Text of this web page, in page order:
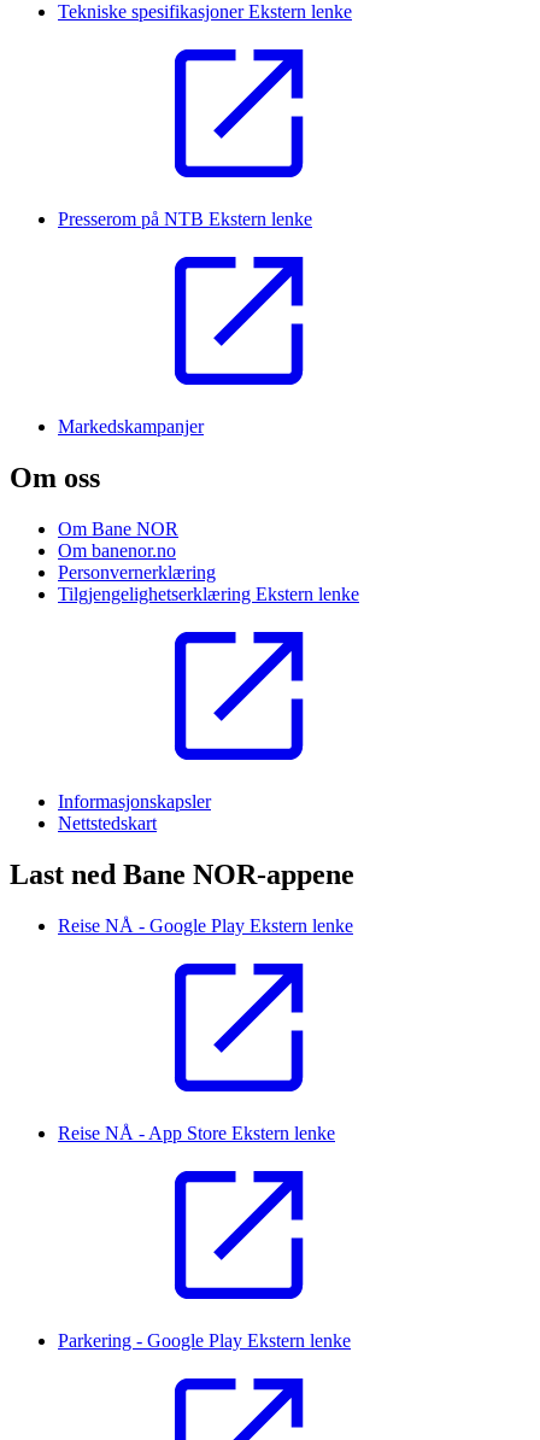
Tekniske spesifikasjonerEkstern lenke
Presserom på NTB Ekstern lenke
Markedskampanjer
Om oss
Om Bane NOR
Om banenor.no
Personvernerklæring
Tilgjengelighetserklæring Ekstern lenke
Informasjonskapsler
Nettstedskart
Last ned Bane NOR-appene
Reise NÅ - Google Play Ekstern lenke
Reise NÅ - App Store Ekstern lenke
Parkering - Google Play Ekstern lenke